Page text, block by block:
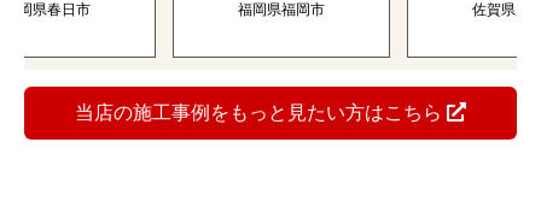
春日市 福岡県福岡市 佐賀県唐津市
当店の施工事例をもっと見たい方はこちら